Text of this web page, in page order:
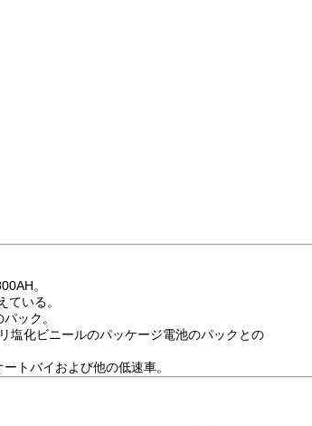
。
いる。
ック。
塩化ビニールのパッケージ電池のパックとの
トバイおよび他の低速車。